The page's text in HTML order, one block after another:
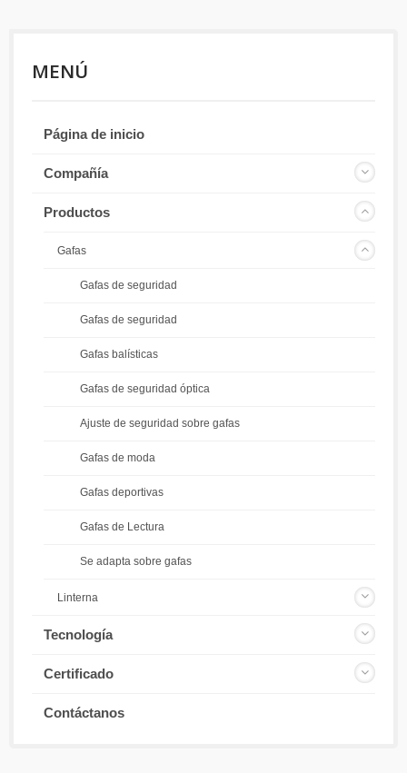
MENÚ
Página de inicio
Compañía
Productos
Gafas
Gafas de seguridad
Gafas de seguridad
Gafas balísticas
Gafas de seguridad óptica
Ajuste de seguridad sobre gafas
Gafas de moda
Gafas deportivas
Gafas de Lectura
Se adapta sobre gafas
Linterna
Tecnología
Certificado
Contáctanos